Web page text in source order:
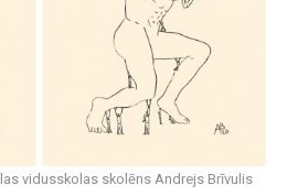
vidusskolas skolēns Andrejs Brīvulis